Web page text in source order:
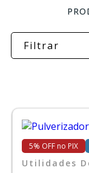
Reforma
Piscina
Ferramentas
Filtrar
5% OFF no PIX
Utilidades